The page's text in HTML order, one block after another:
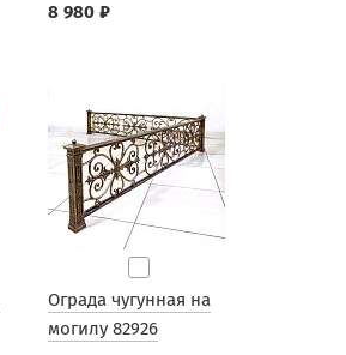
8 980 ₽
Ограда чугунная на
могилу 82926